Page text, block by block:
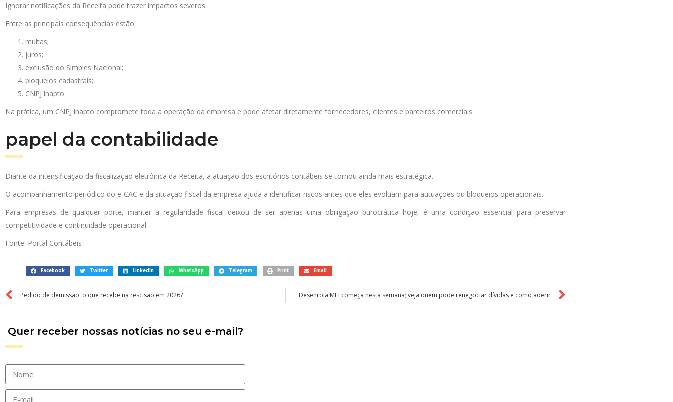
Ignorar notificações da Receita pode trazer impactos severos.
Entre as principais consequências estão:
multas;
juros;
exclusão do Simples Nacional;
bloqueios cadastrais;
CNPJ inapto.
Na prática, um CNPJ inapto compromete toda a operação da empresa e pode afetar diretamente fornecedores, clientes e parceiros comerciais.
papel da contabilidade
Diante da intensificação da fiscalização eletrônica da Receita, a atuação dos escritórios contábeis se tornou ainda mais estratégica.
O acompanhamento periódico do e-CAC e da situação fiscal da empresa ajuda a identificar riscos antes que eles evoluam para autuações ou bloqueios operacionais.
Para empresas de qualquer porte, manter a regularidade fiscal deixou de ser apenas uma obrigação burocrática hoje, é uma condição essencial para preservar
competitividade e continuidade operacional.
Fonte: Portal Contábeis
Facebook Twitter LinkedIn WhatsApp Telegram Print Email
Pedido de demissão: o que recebe na rescisão em 2026? Desenrola MEI começa nesta semana; veja quem pode renegociar dívidas e como aderir
Quer receber nossas notícias no seu e-mail?